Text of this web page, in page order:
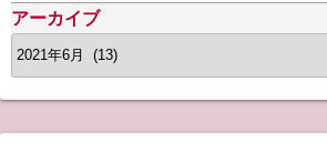
アーカイブ
ア
ー
カ
イ